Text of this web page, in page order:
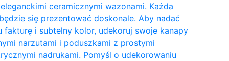
ceramicznymi wazonami. Każda
się prezentować doskonale. Aby nadać
fakturę i subtelny kolor, udekoruj swoje kanapy
narzutami i poduszkami z prostymi
nadrukami. Pomyśl o udekorowaniu